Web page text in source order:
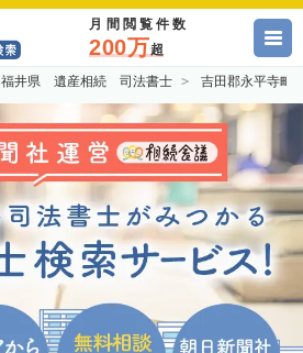
月間閲覧件数
200万超
福井県 遺産相続 司法書士 吉田郡永平寺